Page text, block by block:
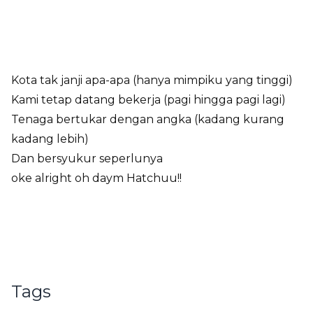
Kota tak janji apa-apa (hanya mimpiku yang tinggi)
Kami tetap datang bekerja (pagi hingga pagi lagi)
Tenaga bertukar dengan angka (kadang kurang
kadang lebih)
Dan bersyukur seperlunya
oke alright oh daym Hatchuu!!
Tags